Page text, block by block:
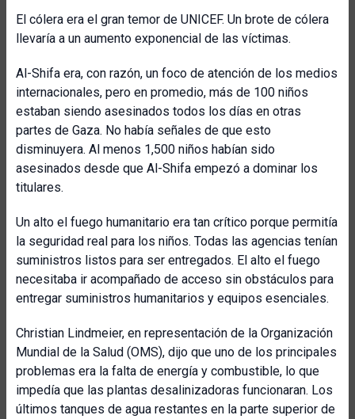
El cólera era el gran temor de UNICEF. Un brote de cólera
llevaría a un aumento exponencial de las víctimas.
Al-Shifa era, con razón, un foco de atención de los medios
internacionales, pero en promedio, más de 100 niños
estaban siendo asesinados todos los días en otras
partes de Gaza. No había señales de que esto
disminuyera. Al menos 1,500 niños habían sido
asesinados desde que Al-Shifa empezó a dominar los
titulares.
Un alto el fuego humanitario era tan crítico porque permitía
la seguridad real para los niños. Todas las agencias tenían
suministros listos para ser entregados. El alto el fuego
necesitaba ir acompañado de acceso sin obstáculos para
entregar suministros humanitarios y equipos esenciales.
Christian Lindmeier, en representación de la Organización
Mundial de la Salud (OMS), dijo que uno de los principales
problemas era la falta de energía y combustible, lo que
impedía que las plantas desalinizadoras funcionaran. Los
últimos tanques de agua restantes en la parte superior de